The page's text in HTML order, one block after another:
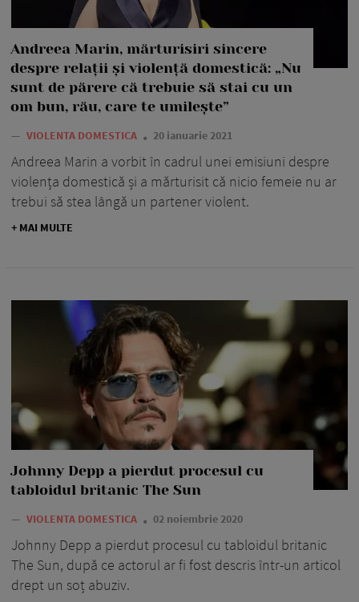
Andreea Marin, mărturisiri sincere
despre relații și violență domestică: „Nu
sunt de părere că trebuie să stai cu un
om bun, rău, care te umileşte”
— VIOLENTA DOMESTICA 20 ianuarie 2021
Andreea Marin a vorbit în cadrul unei emisiuni despre
violența domestică și a mărturisit că nicio femeie nu ar
trebui să stea lângă un partener violent.
+ MAI MULTE
Johnny Depp a pierdut procesul cu
tabloidul britanic The Sun
— VIOLENTA DOMESTICA 02 noiembrie 2020
Johnny Depp a pierdut procesul cu tabloidul britanic
The Sun, după ce actorul ar fi fost descris într-un articol
drept un soț abuziv.